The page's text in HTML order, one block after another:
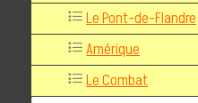
Le Pont-de-Flandre
Amérique
Le Combat